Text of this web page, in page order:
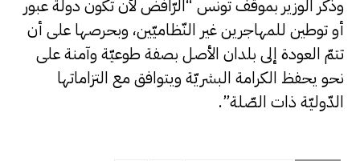
وذكّر الوزير بموقف تونس “الرّافض لأن تكون دولة عبور
أو توطين للمهاجرين غير النّظاميّين، وبحرصها على أن
تتمّ العودة إلى بلدان الأصل بصفة طوعيّة وآمنة على
نحو يحفظ الكرامة البشريّة ويتوافق مع التزاماتها
الدّوليّة ذات الصّلة”.